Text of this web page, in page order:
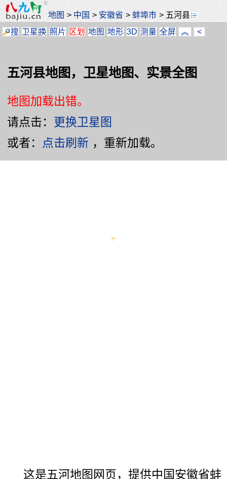
地图 > 中国 > 安徽省 > 蚌埠市 > 五河县
搜 卫星换 照片 区划 地图 地形 3D 测量 全屏 ︽ <
五河县地图，卫星地图、实景全图
地图加载出错。
请点击： 更换卫星图
或者：
点击刷新 ，重新加载。
这是五河地图网页，提供中国安徽省蚌